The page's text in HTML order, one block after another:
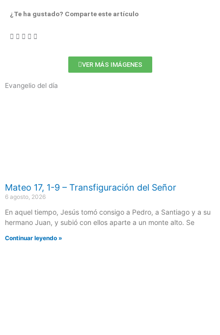
¿Te ha gustado? Comparte este artículo
VER MÁS IMÁGENES
Evangelio del día
Mateo 17, 1-9 – Transfiguración del Señor
6 agosto, 2026
En aquel tiempo, Jesús tomó consigo a Pedro, a Santiago y a su
hermano Juan, y subió con ellos aparte a un monte alto. Se
Continuar leyendo »